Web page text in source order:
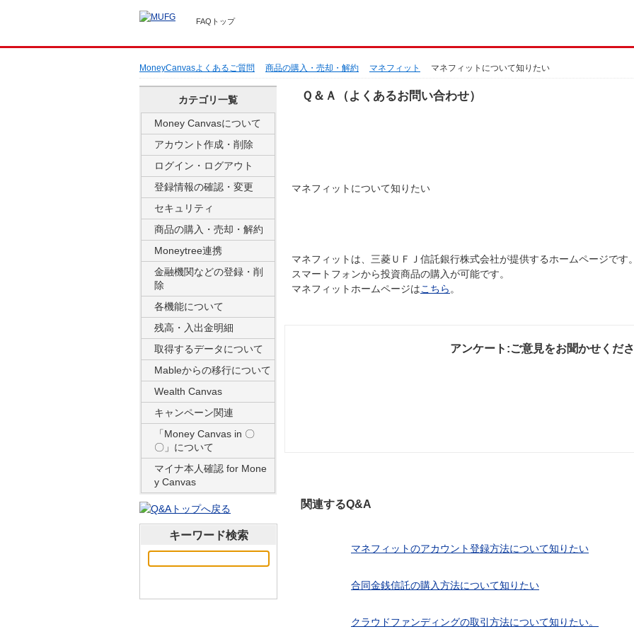
FAQトップ
MoneyCanvasよくあるご質問 商品の購入・売却・解約 マネフィット マネフィットについて知りたい
カテゴリ一覧
Money Canvasについて
アカウント作成・削除
ログイン・ログアウト
登録情報の確認・変更
セキュリティ
商品の購入・売却・解約
Moneytree連携
金融機関などの登録・削
除
各機能について
残高・入出金明細
取得するデータについて
Mableからの移行について
Wealth Canvas
キャンペーン関連
「Money Canvas in 〇
〇」について
マイナ本人確認 for Mone
y Canvas
キーワード検索
Ｑ＆Ａ（よくあるお問い合わせ）
マネフィットについて知りたい
マネフィットは、三菱ＵＦＪ信託銀行株式会社が提供するホームページです。
スマートフォンから投資商品の購入が可能です。
マネフィットホームページはこちら 。
アンケート:ご意見をお聞かせくだ
関連するQ&A
マネフィットのアカウント登録方法について知りたい
合同金銭信託の購入方法について知りたい
クラウドファンディングの取引方法について知りたい。